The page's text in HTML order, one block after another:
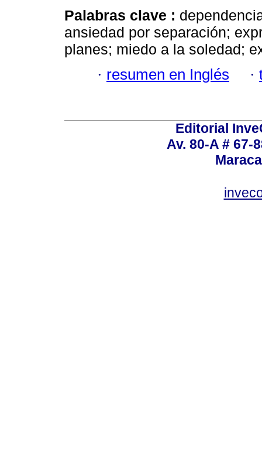
Palabras clave :
ansiedad por separación;
planes; miedo a la soledad;
· resumen en Inglés ·
Editorial
Av. 80-A # 67-